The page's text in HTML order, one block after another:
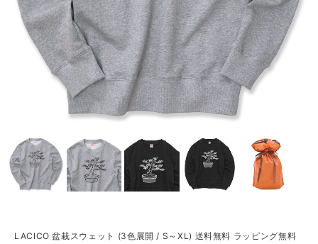
LACICO 盆栽スウェット (3色展開 / S～XL) 送料無料 ラッピング無料